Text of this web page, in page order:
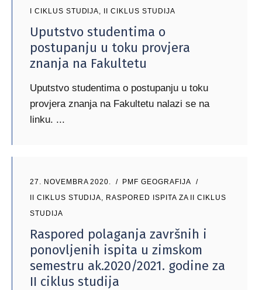
I CIKLUS STUDIJA, II CIKLUS STUDIJA
Uputstvo studentima o
postupanju u toku provjera
znanja na Fakultetu
Uputstvo studentima o postupanju u toku
provjera znanja na Fakultetu nalazi se na
linku.
27. NOVEMBRA 2020.
PMF GEOGRAFIJA
II CIKLUS STUDIJA, RASPORED ISPITA ZA II CIKLUS
STUDIJA
Raspored polaganja završnih i
ponovljenih ispita u zimskom
semestru ak.2020/2021. godine za
II ciklus studija